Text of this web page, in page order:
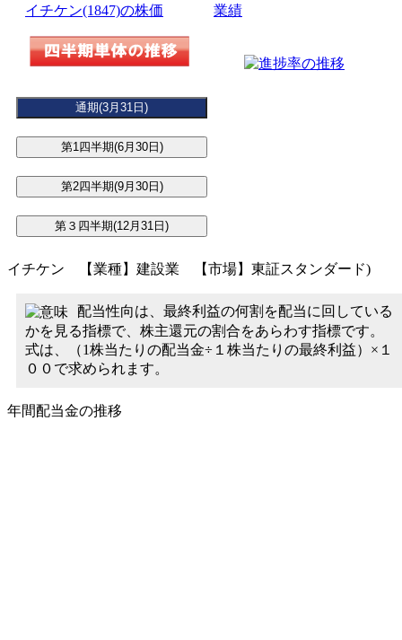
イチケン(1847)の株価 業績
イチケン 【業種】建設業 【市場】東証スタンダード)
配当性向は、最終利益の何割を配当に回している
かを見る指標で、株主還元の割合をあらわす指標です。
式は、（1株当たりの配当金÷１株当たりの最終利益）×１
００で求められます。
年間配当金の推移